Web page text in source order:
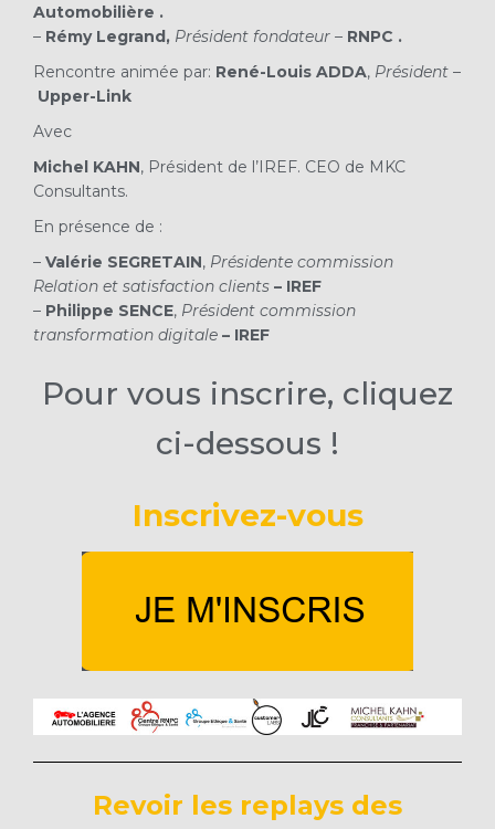
Automobilière .
– Rémy Legrand, Président fondateur – RNPC .
Rencontre animée par: René-Louis ADDA, Président –
Upper-Link
Avec
Michel KAHN, Président de l’IREF. CEO de MKC
Consultants.
En présence de :
– Valérie SEGRETAIN, Présidente commission
Relation et satisfaction clients – IREF
– Philippe SENCE, Président commission
transformation digitale – IREF
Pour vous inscrire, cliquez
ci-dessous !
Inscrivez-vous
Revoir les replays des